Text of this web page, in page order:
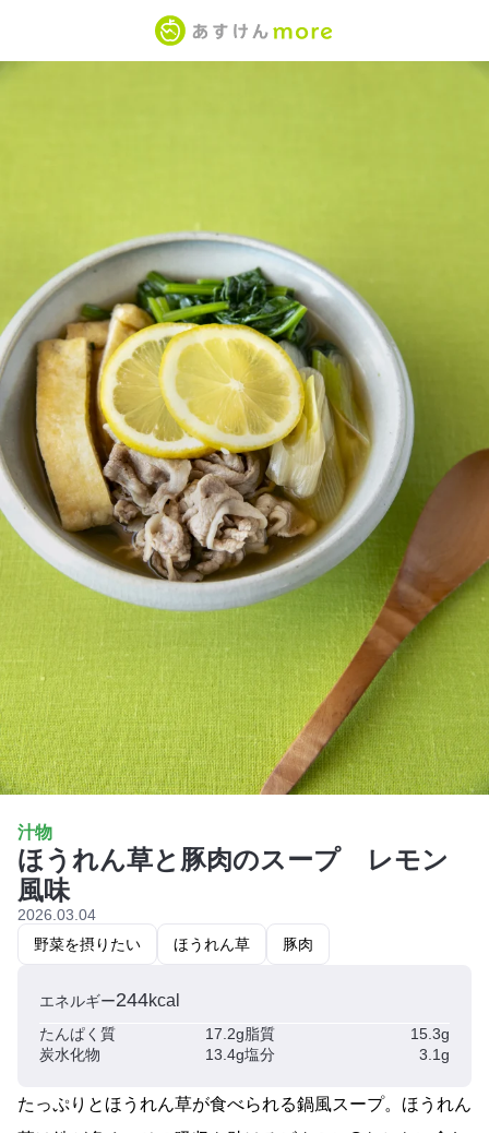
汁物
ほうれん草と豚肉のスープ レモン
風味
2026.03.04
野菜を摂りたい
ほうれん草 豚肉
エネルギー244kcal
たんぱく質 17.2g脂質
15.3g
炭水化物
13.4g塩分 3.1g
たっぷりとほうれん草が食べられる鍋風スープ。ほうれん